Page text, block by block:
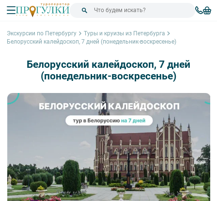
Экскурсии по Петербургу
Туры и круизы из Петербурга
Белорусский калейдоскоп, 7 дней (понедельник-воскресенье)
Белорусский калейдоскоп, 7 дней
(понедельник-воскресенье)